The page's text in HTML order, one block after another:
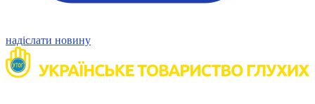
надіслати новину